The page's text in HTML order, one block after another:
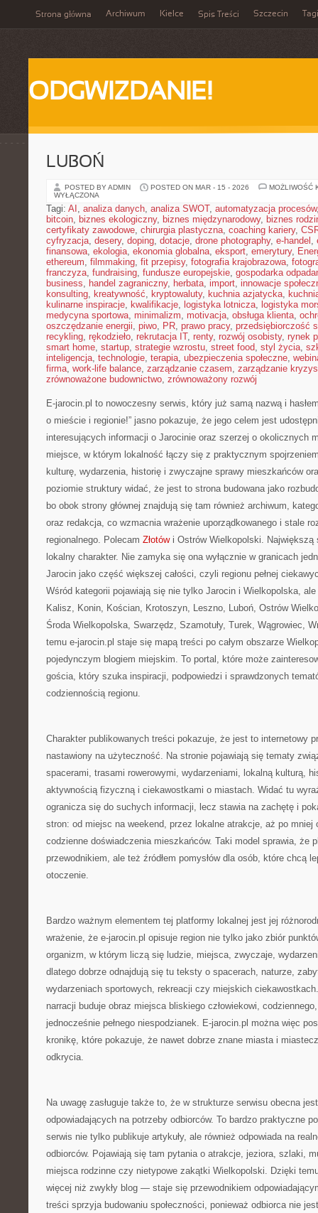
Strona główna Archiwum Kielce Spis Treści Szczecin Tagi
ODGWIZDANIE!
LUBOŃ
POSTED BY ADMIN POSTED ON MAR - 15 - 2026
MOŻLIWOŚĆ
WYŁĄCZONA
Tagi: AI , analiza danych, analiza SWOT, automatyzacja procesów
bitcoin, biznes ekologiczny, biznes międzynarodowy, biznes
certyfikaty zawodowe, chirurgia plastyczna, coaching kariery,
cyfryzacja, desery, doping, dotacje, drone photography, e-handel ,
finansowa, ekologia, ekonomia globalna, eksport, emerytury,
ethereum, filmmaking, fit przepisy, fotografia krajobrazowa,
franczyza, fundraising, fundusze europejskie, gospodarka
business, handel zagraniczny, herbata, import, innowacje
konsulting, kreatywność, kryptowaluty, kuchnia azjatycka,
kulinarne inspiracje, kwalifikacje, logistyka lotnicza, logistyka
medycyna sportowa, minimalizm, motivacja, obsługa klienta,
oszczędzanie energii, piwo, PR, prawo pracy, przedsiębiorczość
recykling, rękodzieło, rekrutacja IT, renty, rozwój osobisty, rynek
smart home, startup, strategie wzrostu, street food, styl życia,
inteligencja, technologie, terapia, ubezpieczenia społeczne,
firma, work-life balance, zarządzanie czasem, zarządzanie
zrównoważone budownictwo, zrównoważony rozwój
E-jarocin.pl to nowoczesny serwis, który już samą nazwą i
o mieście i regionie!” jasno pokazuje, że jego celem jest
interesujących informacji o Jarocinie oraz szerzej o okolicznych
miejsce, w którym lokalność łączy się z praktycznym
kulturę, wydarzenia, historię i zwyczajne sprawy mieszkańców
poziomie struktury widać, że jest to strona budowana jako
bo obok strony głównej znajdują się tam również archiwum,
oraz redakcja, co wzmacnia wrażenie uporządkowanego i stale
regionalnego. Polecam Złotówi Ostrów Wielkopolski. Największą
lokalny charakter. Nie zamyka się ona wyłącznie w granicach
Jarocin jako część większej całości, czyli regionu pełnej
Wśród kategorii pojawiają się nie tylko Jarocin i Wielkopolska,
Kalisz, Konin, Kościan, Krotoszyn, Leszno, Luboń, Ostrów
Środa Wielkopolska, Swarzędz, Szamotuły, Turek, Wągrowiec,
temu e-jarocin.pl staje się mapą treści po całym obszarze
pojedynczym blogiem miejskim. To portal, które może
gościa, który szuka inspiracji, podpowiedzi i sprawdzonych
codziennością regionu.
Charakter publikowanych treści pokazuje, że jest to internetowy
nastawiony na użyteczność. Na stronie pojawiają się tematy
spacerami, trasami rowerowymi, wydarzeniami, lokalną kulturą,
aktywnością fizyczną i ciekawostkami o miastach. Widać tu
ogranicza się do suchych informacji, lecz stawia na zachętę i
stron: od miejsc na weekend, przez lokalne atrakcje, aż po
codzienne doświadczenia mieszkańców. Taki model sprawia, że
przewodnikiem, ale też źródłem pomysłów dla osób, które chcą
otoczenie.
Bardzo ważnym elementem tej platformy lokalnej jest jej
wrażenie, że e-jarocin.pl opisuje region nie tylko jako zbiór
organizm, w którym liczą się ludzie, miejsca, zwyczaje,
dlatego dobrze odnajdują się tu teksty o spacerach, naturze,
wydarzeniach sportowych, rekreacji czy miejskich
narracji buduje obraz miejsca bliskiego człowiekowi,
jednocześnie pełnego niespodzianek. E-jarocin.pl można więc
kronikę, które pokazuje, że nawet dobrze znane miasta i
odkrycia.
Na uwagę zasługuje także to, że w strukturze serwisu obecna
odpowiadających na potrzeby odbiorców. To bardzo praktyczne
serwis nie tylko publikuje artykuły, ale również odpowiada na
odbiorców. Pojawiają się tam pytania o atrakcje, jeziora, szlaki,
miejsca rodzinne czy nietypowe zakątki Wielkopolski. Dzięki
więcej niż zwykły blog — staje się przewodnikiem
treści sprzyja budowaniu społeczności, ponieważ odbiorca nie